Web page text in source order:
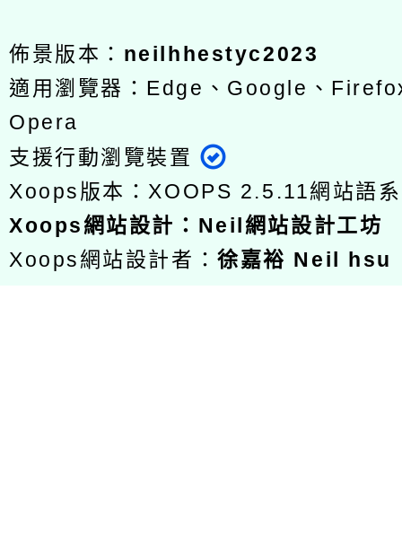
佈景版本： neilhhestyc2023
適用瀏覽器：Edge、Google、
Opera
支援行動瀏覽裝置
Xoops版本：XOOPS 2.5.11網站語
Xoops網站設計 ： Neil網站設計工坊
Xoops網站設計者：徐嘉裕 Neil hsu